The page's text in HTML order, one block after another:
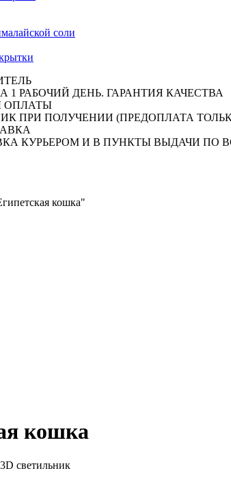
соли
1 РАБОЧИЙ ДЕНЬ. ГАРАНТИЯ КАЧЕСТВА
ПРИ ПОЛУЧЕНИИ (ПРЕДОПЛАТА
КУРЬЕРОМ И В ПУНКТЫ ВЫДАЧИ ПО
кошка"
кошка
светильник